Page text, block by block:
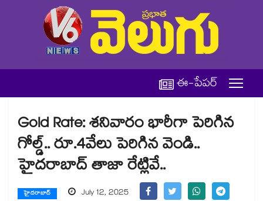
ఈ-పేపర్
Gold Rate: శనివారం భారీగా పెరిగిన
గోల్డ్.. రూ.4వేలు పెరిగిన వెండి..
హైదరాబాద్ తాజా రేట్లివే..
హైదరాబాద్ July 12, 2025